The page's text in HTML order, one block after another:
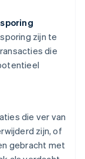
zijn te
die
die ver van
zijn, of
gebracht met